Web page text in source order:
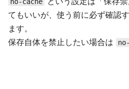
てもいいが、使う前に必ず確認
ます。
保存自体を禁止したい場合は